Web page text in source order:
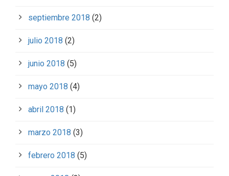
septiembre 2018 (2)
julio 2018 (2)
junio 2018 (5)
mayo 2018 (4)
abril 2018 (1)
marzo 2018 (3)
febrero 2018 (5)